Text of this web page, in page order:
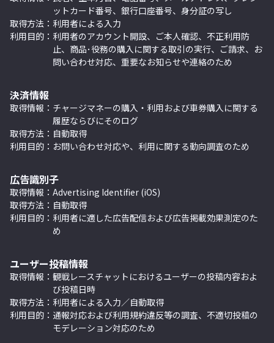
ットカード番号、銀行口座番号、身分証の写し
取得方法： 利用者による入力
利用目的： 利用者のアカウント開設、ご本人確認、不正利用防
止、商品･役務の購入に関する取引の実行、ご請求、お
問い合わせ対応、重要なお知らせや連絡のため
決済情報
取得情報： チャージマネーの購入・利用および車券購入に関する
履歴ならびにそのログ
取得方法： 自動取得
利用目的： お問い合わせ対応や、利用に関する動向調査のため
広告識別子
取得情報： Advertising Identifier (iOS)
取得方法： 自動取得
利用目的： 利用者に適した広告配信および広告掲載効果測定のた
め
ユーザー投稿情報
取得情報： 観戦レースチャットにおけるユーザーの投稿内容およ
び投稿日時
取得方法： 利用者による入力／自動取得
利用目的： 通報対応および利用規約違反等の調査、不適切投稿の
モデレーション対応のため